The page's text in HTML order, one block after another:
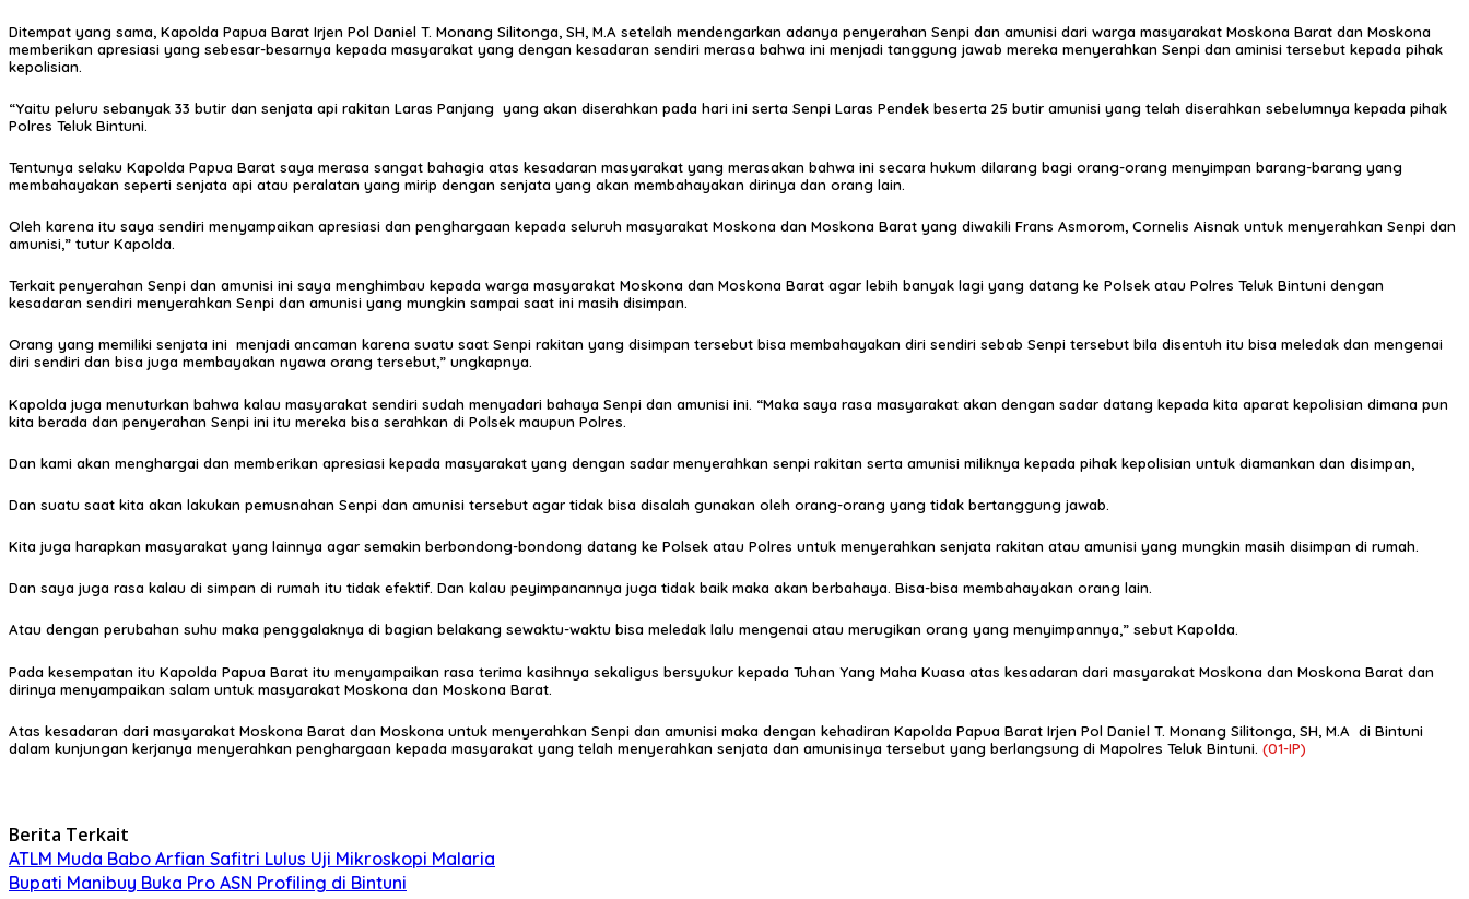
Ditempat yang sama, Kapolda Papua Barat Irjen Pol Daniel T. Monang Silitonga, SH, M.A setelah mendengarkan adanya penyerahan Senpi dan amunisi dari warga masyarakat Moskona Barat dan Moskona
memberikan apresiasi yang sebesar-besarnya kepada masyarakat yang dengan kesadaran sendiri merasa bahwa ini menjadi tanggung jawab mereka menyerahkan Senpi dan aminisi tersebut kepada pihak
kepolisian.
“Yaitu peluru sebanyak 33 butir dan senjata api rakitan Laras Panjang yang akan diserahkan pada hari ini serta Senpi Laras Pendek beserta 25 butir amunisi yang telah diserahkan sebelumnya kepada pihak
Polres Teluk Bintuni.
Tentunya selaku Kapolda Papua Barat saya merasa sangat bahagia atas kesadaran masyarakat yang merasakan bahwa ini secara hukum dilarang bagi orang-orang menyimpan barang-barang yang
membahayakan seperti senjata api atau peralatan yang mirip dengan senjata yang akan membahayakan dirinya dan orang lain.
Oleh karena itu saya sendiri menyampaikan apresiasi dan penghargaan kepada seluruh masyarakat Moskona dan Moskona Barat yang diwakili Frans Asmorom, Cornelis Aisnak untuk menyerahkan Senpi dan
amunisi,” tutur Kapolda.
Terkait penyerahan Senpi dan amunisi ini saya menghimbau kepada warga masyarakat Moskona dan Moskona Barat agar lebih banyak lagi yang datang ke Polsek atau Polres Teluk Bintuni dengan
kesadaran sendiri menyerahkan Senpi dan amunisi yang mungkin sampai saat ini masih disimpan.
Orang yang memiliki senjata ini menjadi ancaman karena suatu saat Senpi rakitan yang disimpan tersebut bisa membahayakan diri sendiri sebab Senpi tersebut bila disentuh itu bisa meledak dan mengenai
diri sendiri dan bisa juga membayakan nyawa orang tersebut,” ungkapnya.
Kapolda juga menuturkan bahwa kalau masyarakat sendiri sudah menyadari bahaya Senpi dan amunisi ini. “Maka saya rasa masyarakat akan dengan sadar datang kepada kita aparat kepolisian dimana pun
kita berada dan penyerahan Senpi ini itu mereka bisa serahkan di Polsek maupun Polres.
Dan kami akan menghargai dan memberikan apresiasi kepada masyarakat yang dengan sadar menyerahkan senpi rakitan serta amunisi miliknya kepada pihak kepolisian untuk diamankan dan disimpan,
Dan suatu saat kita akan lakukan pemusnahan Senpi dan amunisi tersebut agar tidak bisa disalah gunakan oleh orang-orang yang tidak bertanggung jawab.
Kita juga harapkan masyarakat yang lainnya agar semakin berbondong-bondong datang ke Polsek atau Polres untuk menyerahkan senjata rakitan atau amunisi yang mungkin masih disimpan di rumah.
Dan saya juga rasa kalau di simpan di rumah itu tidak efektif. Dan kalau peyimpanannya juga tidak baik maka akan berbahaya. Bisa-bisa membahayakan orang lain.
Atau dengan perubahan suhu maka penggalaknya di bagian belakang sewaktu-waktu bisa meledak lalu mengenai atau merugikan orang yang menyimpannya,” sebut Kapolda.
Pada kesempatan itu Kapolda Papua Barat itu menyampaikan rasa terima kasihnya sekaligus bersyukur kepada Tuhan Yang Maha Kuasa atas kesadaran dari masyarakat Moskona dan Moskona Barat dan
dirinya menyampaikan salam untuk masyarakat Moskona dan Moskona Barat.
Atas kesadaran dari masyarakat Moskona Barat dan Moskona untuk menyerahkan Senpi dan amunisi maka dengan kehadiran Kapolda Papua Barat Irjen Pol Daniel T. Monang Silitonga, SH, M.A di Bintuni
dalam kunjungan kerjanya menyerahkan penghargaan kepada masyarakat yang telah menyerahkan senjata dan amunisinya tersebut yang berlangsung di Mapolres Teluk Bintuni. (01-IP)
Berita Terkait
ATLM Muda Babo Arfian Safitri Lulus Uji Mikroskopi Malaria
Bupati Manibuy Buka Pro ASN Profiling di Bintuni